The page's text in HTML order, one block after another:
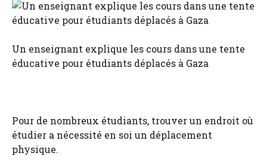
Un enseignant explique les cours dans une tente
éducative pour étudiants déplacés à Gaza
Pour de nombreux étudiants, trouver un endroit où
étudier a nécessité en soi un déplacement
physique.